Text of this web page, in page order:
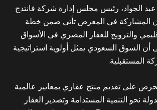
عبد الجواد، رئيس مجلس إدارة شركة فانتدج
أن المشاركة في المعرض تأتي ضمن خطة
والترويج للعقار المصري في الأسواق
أن السوق السعودي يمثل أولوية استراتيجية
المستقبلية.
على تقديم منتج عقاري بمعايير عالمية
نحو التنمية المستدامة وتصدير العقار